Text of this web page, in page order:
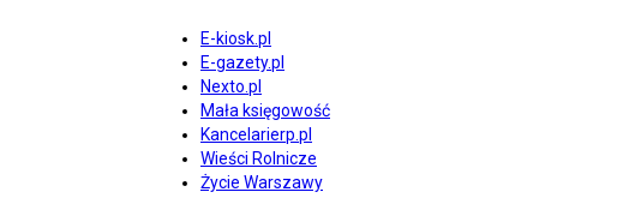
E-kiosk.pl
E-gazety.pl
Nexto.pl
Mała księgowość
Kancelarierp.pl
Wieści Rolnicze
Życie Warszawy